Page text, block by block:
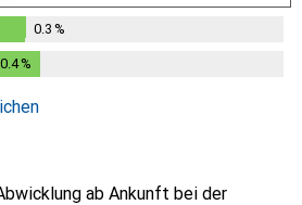
%
0.3 %
0.4%
ab Ankunft bei der